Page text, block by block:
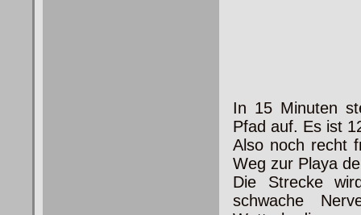
In 15 Minuten
Pfad auf. Es ist
Also noch recht
Weg zur Playa
Die Strecke
schwache